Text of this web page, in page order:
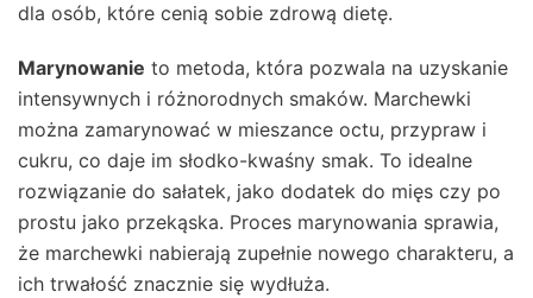
dla osób, które cenią sobie zdrową dietę.
Marynowanie to metoda, która pozwala na uzyskanie
intensywnych i różnorodnych smaków. Marchewki
można zamarynować w mieszance octu, przypraw i
cukru, co daje im słodko-kwaśny smak. To idealne
rozwiązanie do sałatek, jako dodatek do mięs czy po
prostu jako przekąska. Proces marynowania sprawia,
że marchewki nabierają zupełnie nowego charakteru, a
ich trwałość znacznie się wydłuża.